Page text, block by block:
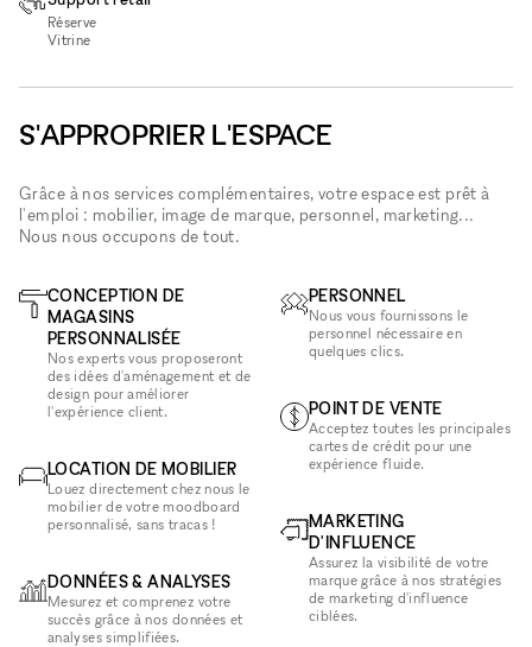
Réserve
Vitrine
S'APPROPRIER L'ESPACE
Grâce à nos services complémentaires, votre espace est prêt à
l'emploi : mobilier, image de marque, personnel, marketing...
Nous nous occupons de tout.
CONCEPTION DE
MAGASINS
PERSONNALISÉE
Nos experts vous proposeront
des idées d'aménagement et de
design pour améliorer
l'expérience client.
LOCATION DE MOBILIER
Louez directement chez nous le
mobilier de votre moodboard
personnalisé, sans tracas !
DONNÉES & ANALYSES
Mesurez et comprenez votre
succès grâce à nos données et
analyses simplifiées.
PERSONNEL
Nous vous fournissons le
personnel nécessaire en
quelques clics.
POINT DE VENTE
Acceptez toutes les principales
cartes de crédit pour une
expérience fluide.
MARKETING
D'INFLUENCE
Assurez la visibilité de votre
marque grâce à nos stratégies
de marketing d'influence
ciblées.